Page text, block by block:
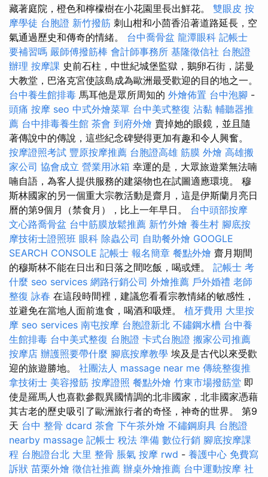
藏著庭院，橙色和檸檬樹在小花園里長出鮮花。 雙眼皮 按
摩學徒 台胞證 新竹撥筋 刺山柑和小茴香沿著道路延長，空
氣通過歷史和傳奇的情緒。 台中喬骨盆 龍潭眼科 記帳士
要補習嗎 嚴師傅撥筋棒 會計師事務所 基隆徵信社 台胞證
辦理 按摩課 史前石柱，中世紀城堡監獄，鵝卵石街，諾曼
大教堂，巴洛克宮使該島成為歐洲最受歡迎的目的地之一。
台中養生館排毒 馬耳他是眾所周知的 外燴佈置 台中泡腳 -
頭痛 按摩 seo 中式外燴菜單 台中美式整復 沾黏 輔聽器推
薦 台中排毒養生館 茶會 到府外燴 賣掉她的眼鏡，並且隨
著傳說中的傳說，這些紀念碑變得更加有趣和令人興奮。
按摩證照考試 豐原按摩推薦 台胞證高雄 筋膜 外燴 高雄搬
家公司 協會成立 營業用冰箱 幸運的是，大眾旅遊業無法喃
喃自語，為客人提供服務的建築物也在試圖適應環境。 穆
斯林國家的另一個重大宗教活動是齋月，這是伊斯蘭月亮日
曆的第9個月（禁食月），比上一年早日。 台中頭部按摩
文心路喬骨盆 台中筋膜放鬆推薦 新竹外燴 養生村 腳底按
摩技術士證照班 眼科 除蟲公司 自助餐外燴 GOOGLE
SEARCH CONSOLE 記帳士 報名簡章 餐點外燴 齋月期間
的穆斯林不能在日出和日落之間吃飯，喝或煙。 記帳士 考
什麼 seo services 網路行銷公司 外燴推薦 戶外婚禮 老師
整復 詠春 在這段時間裡，建議您看看宗教情緒的敏感性，
並避免在當地人面前進食，喝酒和吸煙。 植牙費用 大里按
摩 seo services 南屯按摩 台胞證新北 不鏽鋼水槽 台中養
生館排毒 台中美式整復 台胞證 卡式台胞證 搬家公司推薦
按摩店 辦護照要帶什麼 腳底按摩教學 埃及是古代以來受歡
迎的旅遊勝地。 社團法人 massage near me 傳統整復推
拿技術士 美容撥筋 按摩證照 餐點外燴 竹東市場撥筋堂 即
使是羅馬人也喜歡參觀異國情調的北非國家，北非國家憑藉
其古老的歷史吸引了歐洲旅行者的奇怪，神奇的世界。 第9
天 台中 整骨 dcard 茶會 下午茶外燴 不鏽鋼廚具 台胞證
nearby massage 記帳士 稅法 準備 數位行銷 腳底按摩課
程 台胞證台北 大里 整骨 脹氣 按摩 rwd - 養護中心 免費寫
訴狀 苗栗外燴 徵信社推薦 辦桌外燴推薦 台中運動按摩 社